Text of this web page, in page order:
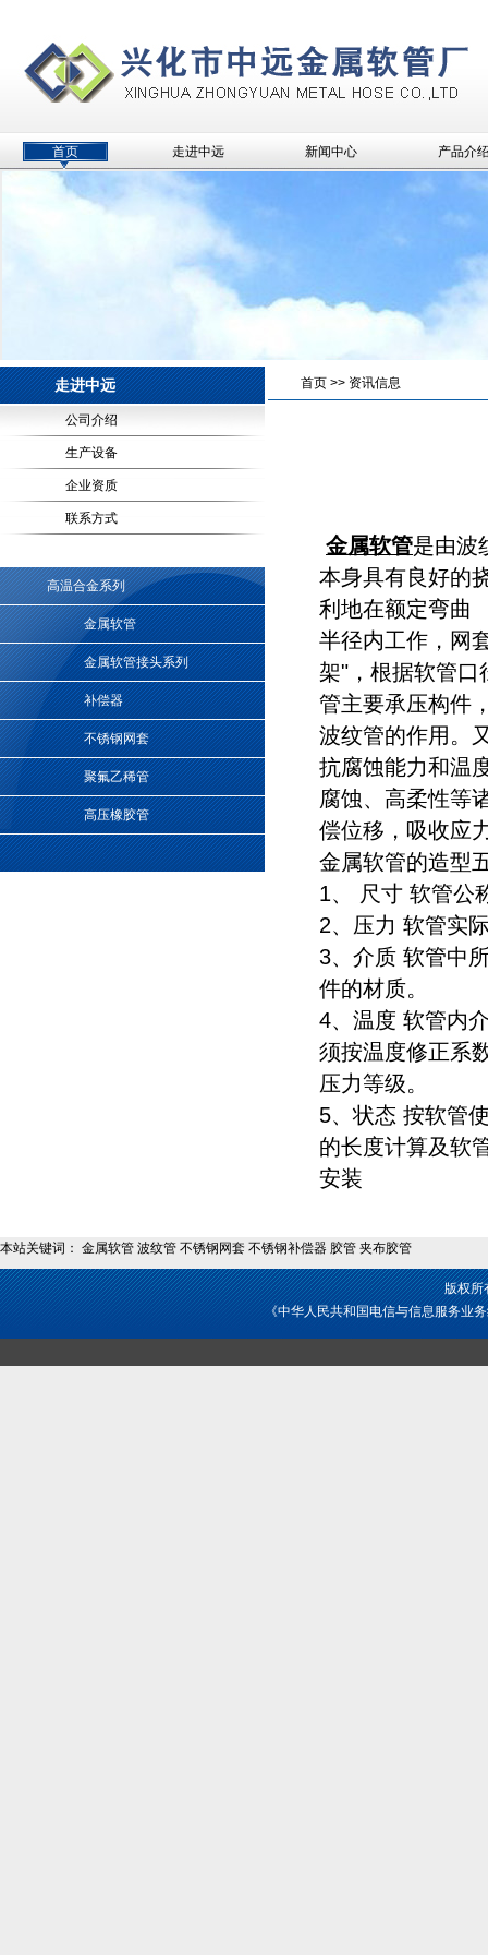
首页 走进中远 新闻中心 产品介
走进中远
公司介绍
生产设备
企业资质
联系方式
高温合金系列
金属软管
金属软管接头系列
补偿器
不锈钢网套
聚氟乙稀管
高压橡胶管
首页 >> 资讯信息
金属软管是由波
本身具有良好的
利地在额定弯曲
半径内工作，网
架"，根据软管口
管主要承压构件
波纹管的作用。
抗腐蚀能力和温
腐蚀、高柔性等
偿位移，吸收应
金属软管的造型
1、 尺寸 软管公
2、压力 软管实
3、介质 软管中
件的材质。
4、温度 软管内
须按温度修正系
压力等级。
5、状态 按软管
的长度计算及软
安装
本站关键词： 金属软管 波纹管 不锈钢网套 不锈钢补偿器 胶管 夹布胶管
版权所
《中华人民共和国电信与信息服务业